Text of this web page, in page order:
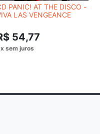
PANIC! AT THE DISCO -
LAS VENGEANCE
54,77